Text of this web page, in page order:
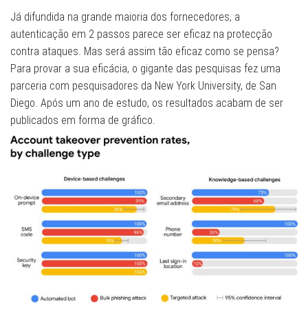
Já difundida na grande maioria dos fornecedores, a
autenticação em 2 passos parece ser eficaz na protecção
contra ataques. Mas será assim tão eficaz como se pensa?
Para provar a sua eficácia, o gigante das pesquisas fez uma
parceria com pesquisadores da New York University, de San
Diego. Após um ano de estudo, os resultados acabam de ser
publicados em forma de gráfico.